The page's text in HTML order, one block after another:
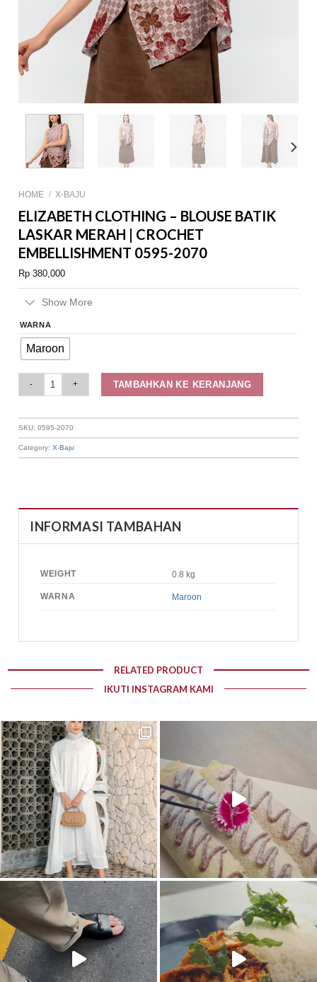
HOME / X-BAJU
ELIZABETH CLOTHING – BLOUSE BATIK
LASKAR MERAH | CROCHET
EMBELLISHMENT 0595-2070
Rp 380,000
Show More
WARNA
Maroon
TAMBAHKAN KE KERANJANG
SKU:0595-2070
Category:X-Baju
INFORMASI TAMBAHAN
WEIGHT 0.8 kg
WARNA Maroon
RELATED PRODUCT
IKUTI INSTAGRAM KAMI